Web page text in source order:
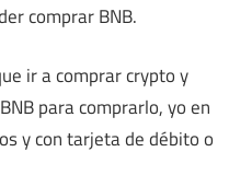
comprar BNB.
ir a comprar crypto y
para comprarlo, yo en
y con tarjeta de débito o